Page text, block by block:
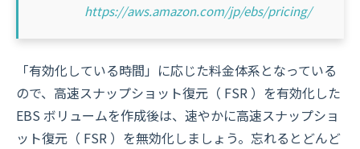
https://aws.amazon.com/jp/ebs/pricing/
「有効化している時間」に応じた料金体系となっている
ので、高速スナップショット復元（ FSR ）を有効化した
EBS ボリュームを作成後は、速やかに高速スナップショ
ット復元（ FSR ）を無効化しましょう。忘れるとどんど